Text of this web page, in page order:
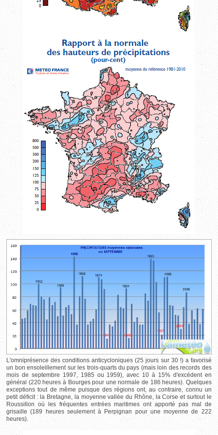
L'omniprésence des conditions anticycloniques (25 jours sur 30 !) a favorisé
un bon ensoleillement sur les trois-quarts du pays (mais loin des records des
mois de septembre 1997, 1985 ou 1959), avec 10 à 15% d'excédent en
général (220 heures à Bourges pour une normale de 186 heures). Quelques
exceptions tout de même puisque des régions ont, au contraire, connu un
petit déficit : la Bretagne, la moyenne vallée du Rhône, la Corse et surtout le
Roussillon où les fréquentes entrées maritimes ont apporté pas mal de
grisaille (189 heures seulement à Perpignan pour une moyenne de 222
heures).